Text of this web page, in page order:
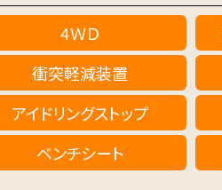
4ＷＤ
衝突軽減装置
アイドリングストップ
ベンチシート